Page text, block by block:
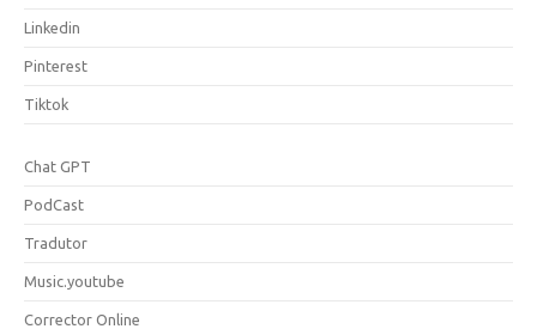
Linkedin
Pinterest
Tiktok
Chat GPT
PodCast
Tradutor
Music.youtube
Corrector Online